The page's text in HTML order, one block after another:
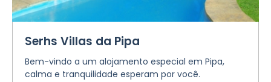
Serhs Villas da Pipa
Bem-vindo a um alojamento especial em Pipa,
calma e tranquilidade esperam por você.